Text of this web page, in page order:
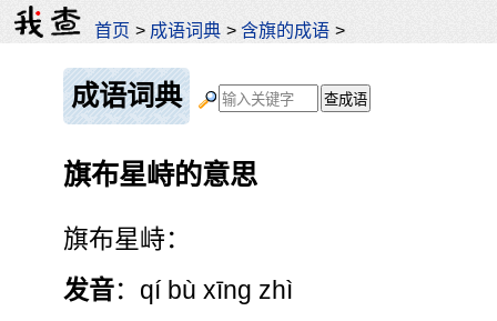
首页 > 成语词典 >含旗的成语 >
成语词典
旗布星峙的意思
旗布星峙：
发音：qí bù xīng zhì